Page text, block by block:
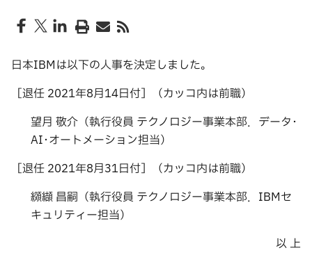
日本IBMは以下の人事を決定しました。
［退任 2021年8月14日付］（カッコ内は前職）
望月 敬介（執行役員 テクノロジー事業本部．データ･
AI･オートメーション担当）
［退任 2021年8月31日付］（カッコ内は前職）
纐纈 昌嗣（執行役員 テクノロジー事業本部．IBMセ
キュリティー担当）
以 上